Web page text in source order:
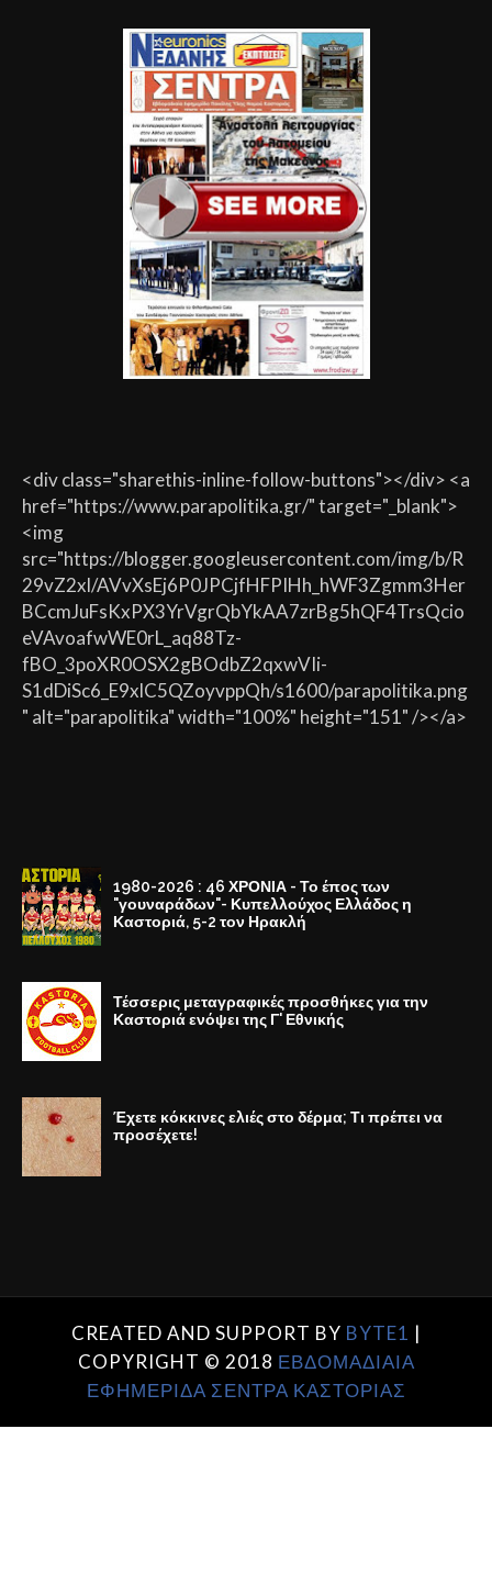
<div class="sharethis-inline-follow-buttons"></div> <a
href="https://www.parapolitika.gr/" target="_blank">
<img
src="https://blogger.googleusercontent.com/img/b/R
29vZ2xl/AVvXsEj6P0JPCjfHFPIHh_hWF3Zgmm3Her
BCcmJuFsKxPX3YrVgrQbYkAA7zrBg5hQF4TrsQcio
eVAvoafwWE0rL_aq88Tz-
fBO_3poXR0OSX2gBOdbZ2qxwVIi-
S1dDiSc6_E9xlC5QZoyvppQh/s1600/parapolitika.png
" alt="parapolitika" width="100%" height="151" /></a>
1980-2026 : 46 ΧΡΟΝΙΑ - Το έπος των
"γουναράδων"- Κυπελλούχος Ελλάδος η
Καστοριά, 5-2 τον Ηρακλή
Τέσσερις μεταγραφικές προσθήκες για την
Καστοριά ενόψει της Γ' Εθνικής
Έχετε κόκκινες ελιές στο δέρμα; Τι πρέπει να
προσέχετε!
CREATED AND SUPPORT BY BYTE1 |
COPYRIGHT © 2018 ΕΒΔΟΜΑΔΙΑΙΑ
ΕΦΗΜΕΡΙΔΑ ΣΕΝΤΡΑ ΚΑΣΤΟΡΙΑΣ